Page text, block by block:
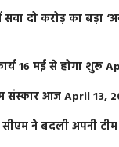
दो करोड़ का बड़ा
16 मई से होगा शुरू
संस्कार आजApril 13,
ने बदली अपनी टीम